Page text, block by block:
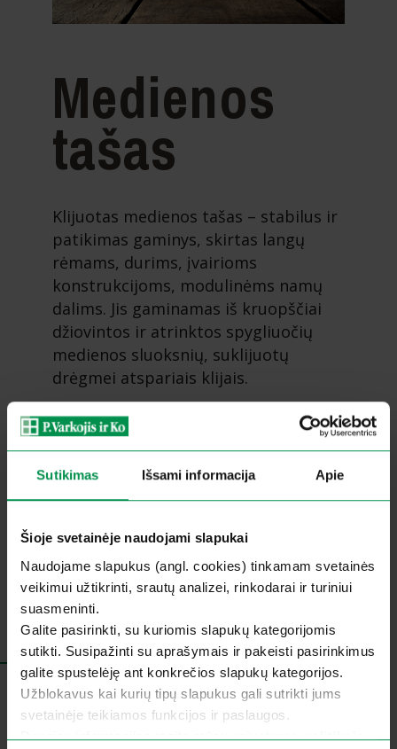
Sutikimas Išsami informacija Apie
Šioje svetainėje naudojami slapukai
Naudojame slapukus (angl. cookies) tinkamam svetainės
veikimui užtikrinti, srautų analizei, rinkodarai ir turiniui
suasmeninti.
Galite pasirinkti, su kuriomis slapukų kategorijomis
sutikti. Susipažinti su aprašymais ir pakeisti pasirinkimus
galite spustelėję ant konkrečios slapukų kategorijos.
Užblokavus kai kurių tipų slapukus gali sutrikti jums
svetainėje teikiamos funkcijos ir paslaugos.
Daugiau informacijos rasite mūsųprivatumo politikoje.
Medienos
tašas
Klijuotas medienos tašas – stabilus ir
patikimas gaminys, skirtas langų
rėmams, durims, įvairioms
konstrukcijoms, modulinėms namų
dalims. Jis gaminamas iš kruopščiai
džiovintos ir atrinktos spygliuočių
medienos sluoksnių, suklijuotų
drėgmei atspariais klijais.
Skaityti daugiau